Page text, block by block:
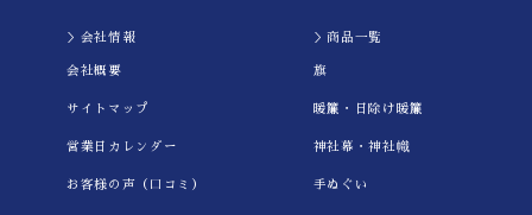
＞会社情報
会社概要
サイトマップ
営業日カレンダー
お客様の声（口コミ）
＞商品一覧
旗
暖簾・日除け暖簾
神社幕・神社幟
手ぬぐい